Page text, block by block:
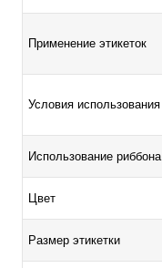
Применение этикеток
Условия использования
Использование риббона
Цвет
Размер этикетки